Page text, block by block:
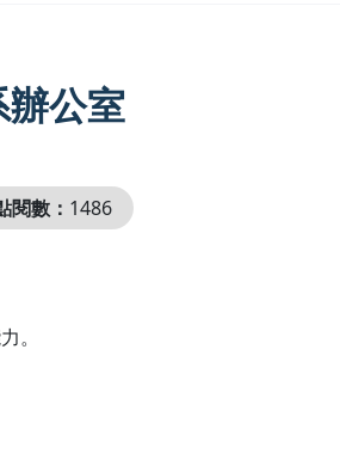
公室
閱數： 1486
。